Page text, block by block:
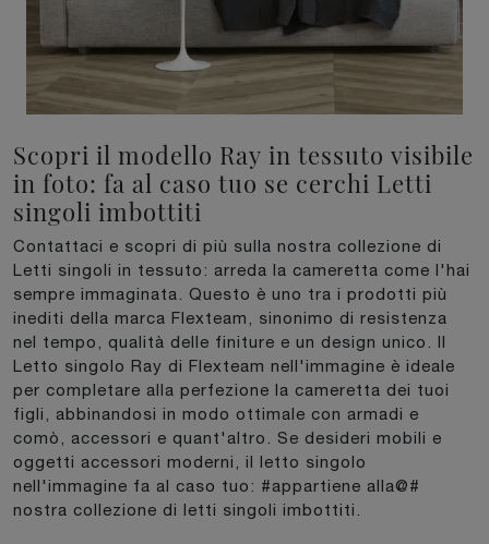
Scopri il modello Ray in tessuto visibile
in foto: fa al caso tuo se cerchi Letti
singoli imbottiti
Contattaci e scopri di più sulla nostra collezione di
Letti singoli in tessuto: arreda la cameretta come l'hai
sempre immaginata. Questo è uno tra i prodotti più
inediti della marca Flexteam, sinonimo di resistenza
nel tempo, qualità delle finiture e un design unico. Il
Letto singolo Ray di Flexteam nell'immagine è ideale
per completare alla perfezione la cameretta dei tuoi
figli, abbinandosi in modo ottimale con armadi e
comò, accessori e quant'altro. Se desideri mobili e
oggetti accessori moderni, il letto singolo
nell'immagine fa al caso tuo: #appartiene alla@#
nostra collezione di letti singoli imbottiti.